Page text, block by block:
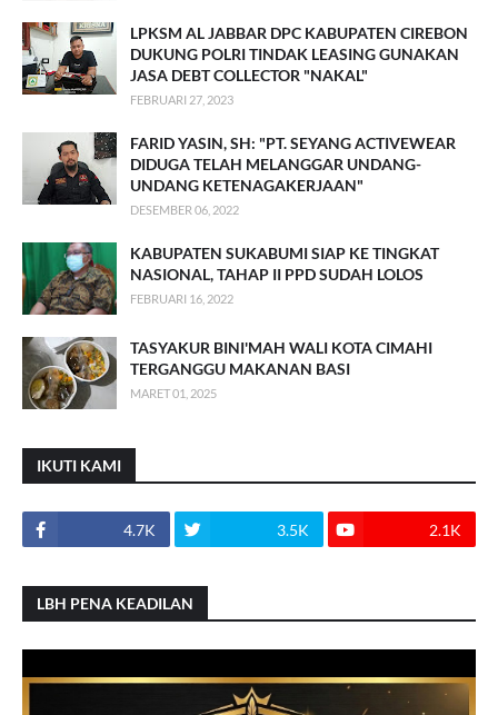
LPKSM AL JABBAR DPC KABUPATEN CIREBON
DUKUNG POLRI TINDAK LEASING GUNAKAN
JASA DEBT COLLECTOR "NAKAL"
FEBRUARI 27, 2023
FARID YASIN, SH: "PT. SEYANG ACTIVEWEAR
DIDUGA TELAH MELANGGAR UNDANG-
UNDANG KETENAGAKERJAAN"
DESEMBER 06, 2022
KABUPATEN SUKABUMI SIAP KE TINGKAT
NASIONAL, TAHAP II PPD SUDAH LOLOS
FEBRUARI 16, 2022
TASYAKUR BINI'MAH WALI KOTA CIMAHI
TERGANGGU MAKANAN BASI
MARET 01, 2025
IKUTI KAMI
4.7K 3.5K 2.1K
LBH PENA KEADILAN